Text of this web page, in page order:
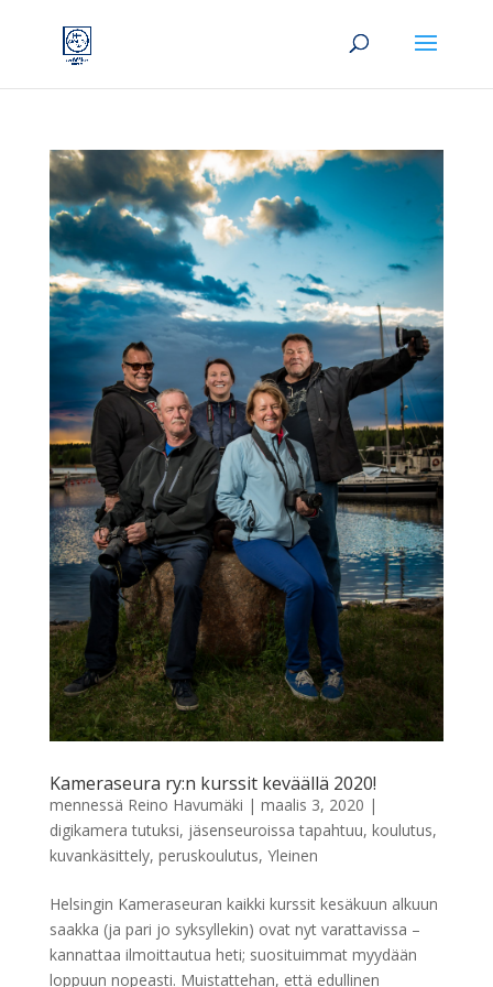
Kameraseura ry:n kurssit keväällä 2020!
mennessä Reino Havumäki | maalis 3, 2020 |
digikamera tutuksi, jäsenseuroissa tapahtuu, koulutus,
kuvankäsittely, peruskoulutus, Yleinen
Helsingin Kameraseuran kaikki kurssit kesäkuun alkuun
saakka (ja pari jo syksyllekin) ovat nyt varattavissa –
kannattaa ilmoittautua heti; suosituimmat myydään
loppuun nopeasti. Muistattehan, että edullinen